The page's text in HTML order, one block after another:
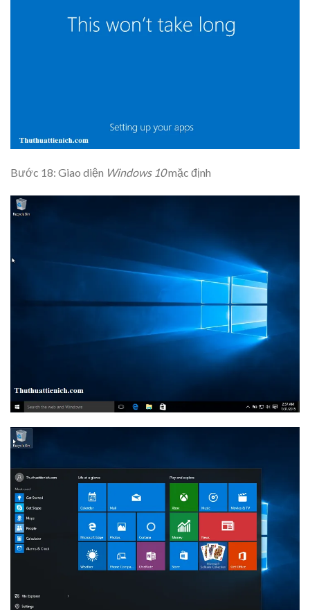
Bước 18: Giao diện Windows 10mặc định